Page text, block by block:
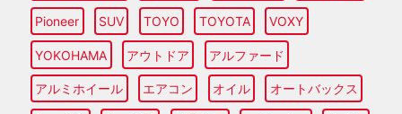
Pioneer SUV TOYO TOYOTA VOXY
YOKOHAMA アウトドア アルファード
アルミホイール エアコン オイル オートバックス